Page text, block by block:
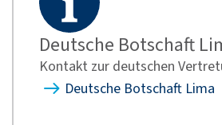
Deutsche Botschaft
Kontakt zur deutschen
Deutsche Botschaft Lima